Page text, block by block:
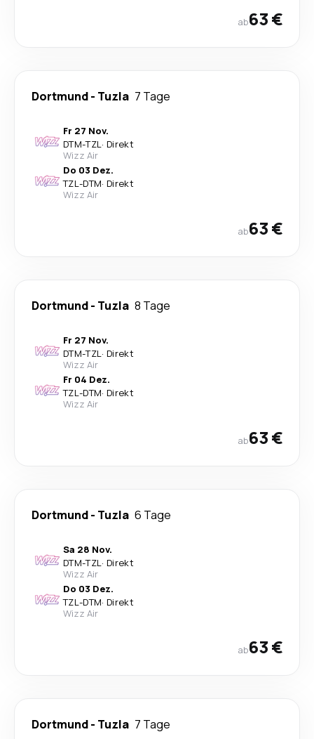
ab63 €
Dortmund- Tuzla 7 Tage
Fr 27 Nov.
DTM-TZL· Direkt
Wizz Air
Do 03 Dez.
TZL-DTM· Direkt
Wizz Air
ab63 €
Dortmund- Tuzla 8 Tage
Fr 27 Nov.
DTM-TZL· Direkt
Wizz Air
Fr 04 Dez.
TZL-DTM· Direkt
Wizz Air
ab63 €
Dortmund- Tuzla 6 Tage
Sa 28 Nov.
DTM-TZL· Direkt
Wizz Air
Do 03 Dez.
TZL-DTM· Direkt
Wizz Air
ab63 €
Dortmund- Tuzla 7 Tage